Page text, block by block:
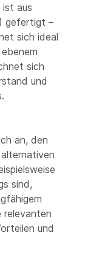
ist aus
gefertigt –
sich ideal
sich
und
an, den
sind,
relevanten
und